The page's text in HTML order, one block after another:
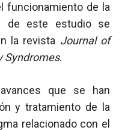
funcionamiento de la
de este estudio se
la revista Journal of
Syndromes.
que se han
y tratamiento de la
relacionado con el